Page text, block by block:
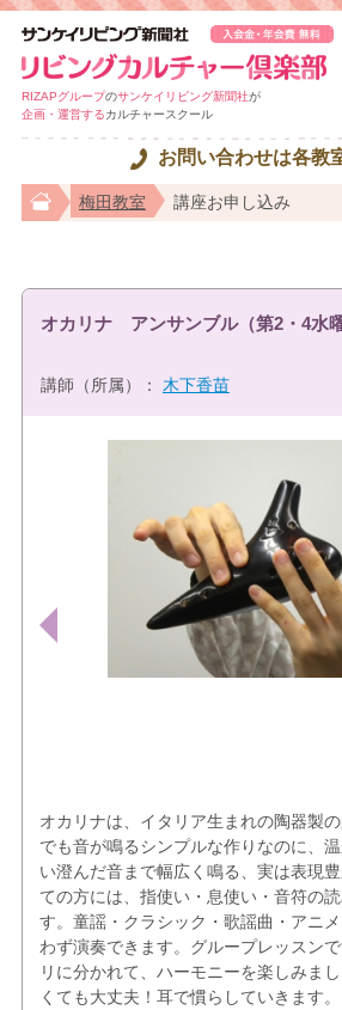
RIZAPグループのサンケイリビング新聞社が
企画・運営するカルチャースクール
お問い合わせは各教
梅田教室 講座お申し込み
オカリナ アンサンブル（第2・4水曜
講師（所属）： 木下香苗
オカリナは、イタリア生まれの陶器製
でも音が鳴るシンプルな作りなのに、
い澄んだ音まで幅広く鳴る、実は表現
ての方には、指使い・息使い・音符の
す。童謡・クラシック・歌謡曲・アニ
わず演奏できます。グループレッスン
リに分かれて、ハーモニーを楽しみま
くても大丈夫！耳で慣らしていきます